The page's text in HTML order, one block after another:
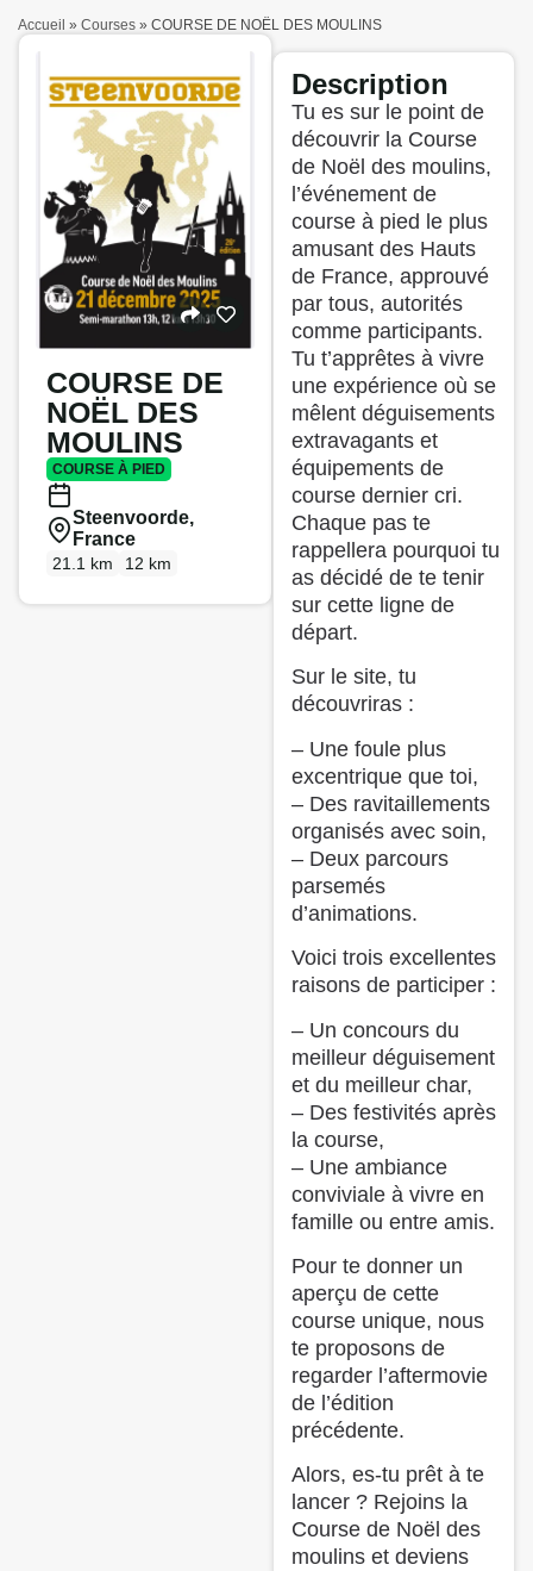
Accueil » Courses » COURSE DE NOËL DES MOULINS
COURSE DE
NOËL DES
MOULINS
COURSE À PIED
Steenvoorde,
France
21.1 km 12 km
Description
Tu es sur le point de
découvrir la Course
de Noël des moulins,
l’événement de
course à pied le plus
amusant des Hauts
de France, approuvé
par tous, autorités
comme participants.
Tu t’apprêtes à vivre
une expérience où se
mêlent déguisements
extravagants et
équipements de
course dernier cri.
Chaque pas te
rappellera pourquoi tu
as décidé de te tenir
sur cette ligne de
départ.
Sur le site, tu
découvriras :
– Une foule plus
excentrique que toi,
– Des ravitaillements
organisés avec soin,
– Deux parcours
parsemés
d’animations.
Voici trois excellentes
raisons de participer :
– Un concours du
meilleur déguisement
et du meilleur char,
– Des festivités après
la course,
– Une ambiance
conviviale à vivre en
famille ou entre amis.
Pour te donner un
aperçu de cette
course unique, nous
te proposons de
regarder l’aftermovie
de l’édition
précédente.
Alors, es-tu prêt à te
lancer ? Rejoins la
Course de Noël des
moulins et deviens